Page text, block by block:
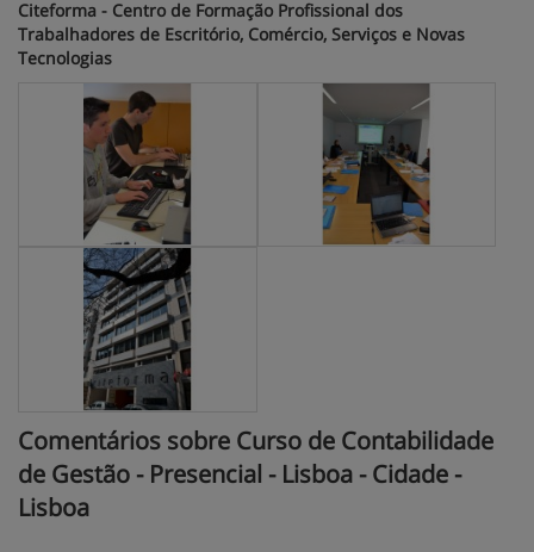
Citeforma - Centro de Formação Profissional dos
Trabalhadores de Escritório, Comércio, Serviços e Novas
Tecnologias
Comentários sobre Curso de Contabilidade
de Gestão - Presencial - Lisboa - Cidade -
Lisboa